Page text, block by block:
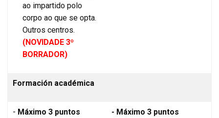
ao impartido polo
corpo ao que se opta.
Outros centros.
(NOVIDADE 3º
BORRADOR)
Formación académica
- Máximo 3 puntos - Máximo 3 puntos